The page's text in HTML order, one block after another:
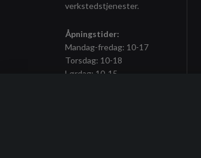
verkstedstjenester.
Åpningstider:
Mandag-fredag: 10-17
Torsdag: 10-18
Lørdag: 10-15